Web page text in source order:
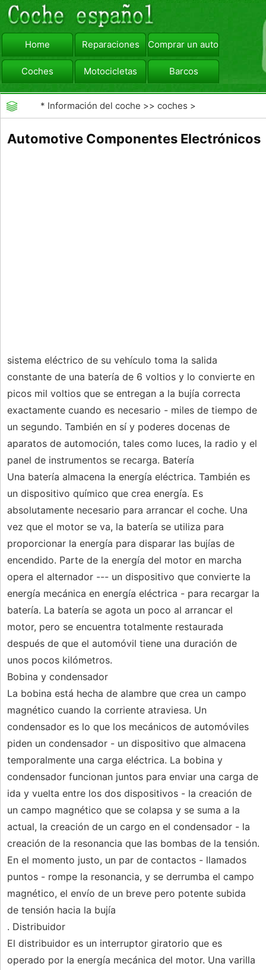
Home Reparaciones Comprar un automóvil
Coches Motocicletas Barcos
viajar Camiones
* Información del coche >>coches >
Automotive Componentes Electrónicos
sistema eléctrico de su vehículo toma la salida
constante de una batería de 6 voltios y lo convierte en
picos mil voltios que se entregan a la bujía correcta
exactamente cuando es necesario - miles de tiempo de
un segundo. También en sí y poderes docenas de
aparatos de automoción, tales como luces, la radio y el
panel de instrumentos se recarga. Batería
Una batería almacena la energía eléctrica. También es
un dispositivo químico que crea energía. Es
absolutamente necesario para arrancar el coche. Una
vez que el motor se va, la batería se utiliza para
proporcionar la energía para disparar las bujías de
encendido. Parte de la energía del motor en marcha
opera el alternador --- un dispositivo que convierte la
energía mecánica en energía eléctrica - para recargar la
batería. La batería se agota un poco al arrancar el
motor, pero se encuentra totalmente restaurada
después de que el automóvil tiene una duración de
unos pocos kilómetros.
Bobina y condensador
La bobina está hecha de alambre que crea un campo
magnético cuando la corriente atraviesa. Un
condensador es lo que los mecánicos de automóviles
piden un condensador - un dispositivo que almacena
temporalmente una carga eléctrica. La bobina y
condensador funcionan juntos para enviar una carga de
ida y vuelta entre los dos dispositivos - la creación de
un campo magnético que se colapsa y se suma a la
actual, la creación de un cargo en el condensador - la
creación de la resonancia que las bombas de la tensión.
En el momento justo, un par de contactos - llamados
puntos - rompe la resonancia, y se derrumba el campo
magnético, el envío de un breve pero potente subida
de tensión hacia la bujía
. Distribuidor
El distribuidor es un interruptor giratorio que es
operado por la energía mecánica del motor. Una varilla